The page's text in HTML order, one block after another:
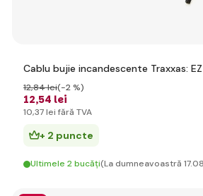
Cablu bujie incandescente Traxxas:
12,54 lei
12,84 lei(-2 %)
10,37 lei fără TVA
+ 2 puncte
Ultimele 2 bucăți(La dumneavoastră